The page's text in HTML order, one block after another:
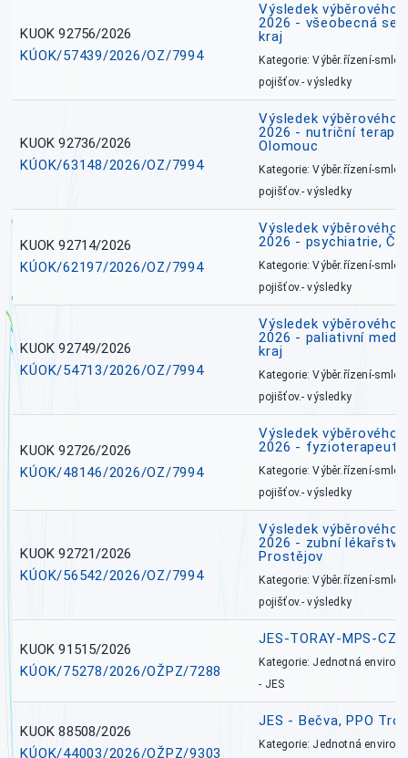
KUOK 92756/2026
KÚOK/57439/2026/OZ/7994
Výsledek výběrového
2026 - všeobecná
kraj
Kategorie: Výběr.řízení-
pojišťov.- výsledky
KUOK 92736/2026
KÚOK/63148/2026/OZ/7994
Výsledek výběrového
2026 - nutriční
Olomouc
Kategorie: Výběr.řízení-
pojišťov.- výsledky
KUOK 92714/2026
KÚOK/62197/2026/OZ/7994
Výsledek výběrového
2026 - psychiatrie,
Kategorie: Výběr.řízení-
pojišťov.- výsledky
KUOK 92749/2026
KÚOK/54713/2026/OZ/7994
Výsledek výběrového
2026 - paliativní
kraj
Kategorie: Výběr.řízení-
pojišťov.- výsledky
KUOK 92726/2026
KÚOK/48146/2026/OZ/7994
Výsledek výběrového
2026 - fyzioterapeut,
Kategorie: Výběr.řízení-
pojišťov.- výsledky
KUOK 92721/2026
KÚOK/56542/2026/OZ/7994
Výsledek výběrového
2026 - zubní
Prostějov
Kategorie: Výběr.řízení-
pojišťov.- výsledky
KUOK 91515/2026
KÚOK/75278/2026/OŽPZ/7288
JES-TORAY-MPS-CZ
Kategorie: Jednotná
- JES
KUOK 88508/2026
KÚOK/44003/2026/OŽPZ/9303
JES - Bečva, PPO
Kategorie: Jednotná